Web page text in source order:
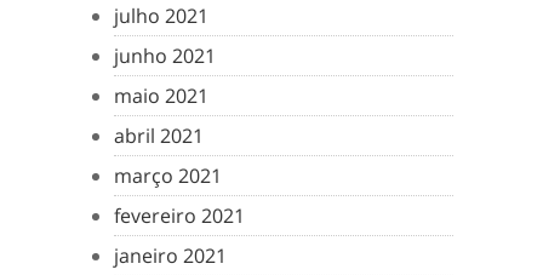
julho 2021
junho 2021
maio 2021
abril 2021
março 2021
fevereiro 2021
janeiro 2021